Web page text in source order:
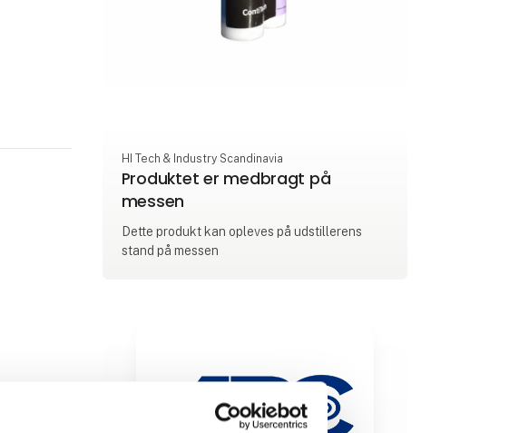
HI Tech & Industry Scandinavia
Produktet er medbragt på
messen
Dette produkt kan opleves på udstillerens
stand på messen